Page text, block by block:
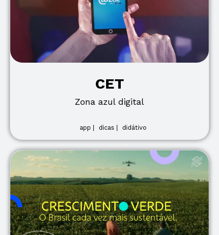
CET
Zona azul digital
app | dicas | didátivo